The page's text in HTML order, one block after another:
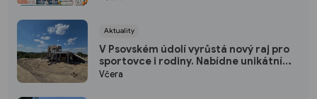
Aktuality
V Psovském údolí vyrůstá nový raj pro
sportovce i rodiny. Nabídne unikátní
pumptrack i šestimetrovou vyhlídku
Včera